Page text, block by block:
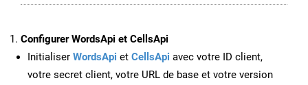
Configurer WordsApi et CellsApi
Initialiser WordsApi et CellsApi avec votre ID client,
votre secret client, votre URL de base et votre version